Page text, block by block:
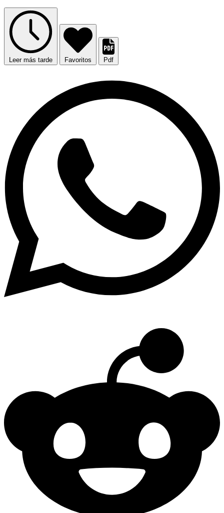
Leer más tarde Favoritos Pdf